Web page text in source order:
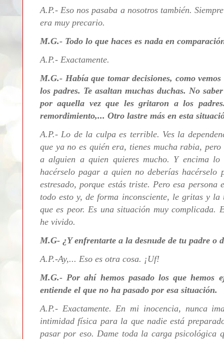
A.P.- Eso nos pasaba a nosotros también.
era muy precario.
M.G.- Todo lo que haces es nada en
A.P.- Exactamente.
M.G.- Había que tomar decisiones, como
los padres. Te asaltan muchas duchas. No
por aquella vez que les gritaron a los
remordimiento,... Otro lastre más en esta
A.P.- Lo de la culpa es terrible. Ves la
que ya no es quién era, tienes mucha rabia,
a alguien a quien quieres mucho. Y encima
hacérselo pagar a quien no deberías hacérselo
estresado, porque estás triste. Pero esa
todo esto y, de forma inconsciente, le gritas y
que es peor. Es una situación muy complicada.
he vivido.
M.G- ¿Y enfrentarte a la desnude de tu padre o
A.P.-Ay,... Eso es otra cosa. ¡Uf!
M.G.- Por ahí hemos pasado los que hemos
entiende el que no ha pasado por esa situación.
A.P.- Exactamente. En mi inocencia, nunca
intimidad física para la que nadie está
pasar por eso. Dame toda la carga